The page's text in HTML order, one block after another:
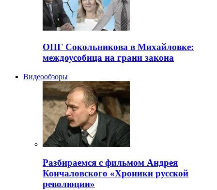
ОПГ Сокольникова в Михайловке:
междоусобица на грани закона
Видеообзоры
Разбираемся с фильмом Андрея
Кончаловского «Хроники русской
революции»